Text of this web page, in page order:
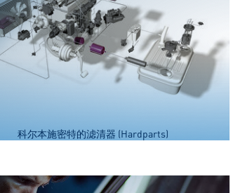
科尔本施密特的滤清器 (Hardparts)